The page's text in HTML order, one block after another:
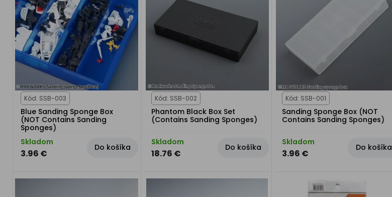
Kód: SSB-003
Blue Sanding Sponge Box
(NOT Contains Sanding
Sponges)
Skladom
3.96 €
Do košíka
Kód: SSB-002
Phantom Black Box Set
(Contains Sanding Sponges)
Skladom
18.76 €
Do košíka
Kód: SSB-001
Sanding Sponge Box (NOT
Contains Sanding Sponges)
Skladom
3.96 €
Do košíka